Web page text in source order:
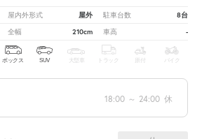
屋内外形式 屋外 駐車台数 8台
全幅 210cm 車高 -
ボックス SUV 大型車 トラック 原付 バイク
18:00 ～ 24:00 休